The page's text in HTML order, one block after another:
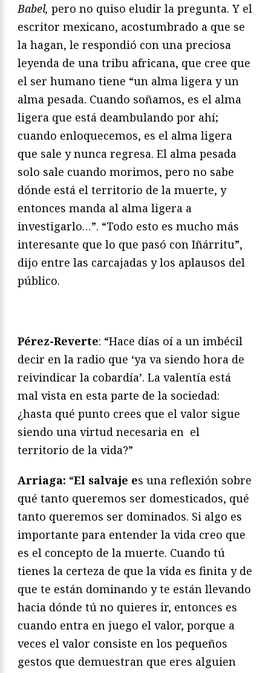
Babel, pero no quiso eludir la pregunta. Y el
escritor mexicano, acostumbrado a que se
la hagan, le respondió con una preciosa
leyenda de una tribu africana, que cree que
el ser humano tiene “un alma ligera y un
alma pesada. Cuando soñamos, es el alma
ligera que está deambulando por ahí;
cuando enloquecemos, es el alma ligera
que sale y nunca regresa. El alma pesada
solo sale cuando morimos, pero no sabe
dónde está el territorio de la muerte, y
entonces manda al alma ligera a
investigarlo…”. “Todo esto es mucho más
interesante que lo que pasó con Iñárritu”,
dijo entre las carcajadas y los aplausos del
público.
Pérez-Reverte: “Hace días oí a un imbécil
decir en la radio que ‘ya va siendo hora de
reivindicar la cobardía’. La valentía está
mal vista en esta parte de la sociedad:
¿hasta qué punto crees que el valor sigue
siendo una virtud necesaria en el
territorio de la vida?”
Arriaga: “El salvaje es una reflexión sobre
qué tanto queremos ser domesticados, qué
tanto queremos ser dominados. Si algo es
importante para entender la vida creo que
es el concepto de la muerte. Cuando tú
tienes la certeza de que la vida es finita y de
que te están dominando y te están llevando
hacia dónde tú no quieres ir, entonces es
cuando entra en juego el valor, porque a
veces el valor consiste en los pequeños
gestos que demuestran que eres alguien